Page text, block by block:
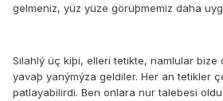
gelmeniz, yüz yüze görüþmemiz daha
Silahlý üç kiþi, elleri tetikte, namlular bize
yavaþ yanýmýza geldiler. Her an tetikler
patlayabilirdi. Ben onlara nur talebesi